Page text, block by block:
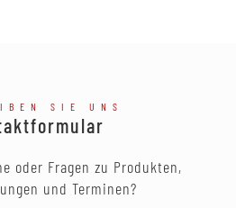
SIE UNS
oder Fragen zu Produkten,
und Terminen?